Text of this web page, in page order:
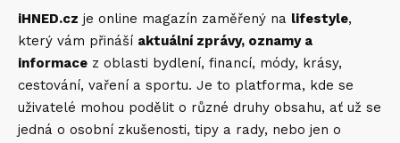
iHNED.cz je online magazín zaměřený na lifestyle,
který vám přináší aktuální zprávy, oznamy a
informace z oblasti bydlení, financí, módy, krásy,
cestování, vaření a sportu. Je to platforma, kde se
uživatelé mohou podělit o různé druhy obsahu, ať už se
jedná o osobní zkušenosti, tipy a rady, nebo jen o